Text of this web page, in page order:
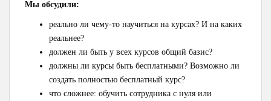
Мы обсудили:
реально ли чему-то научиться на курсах? И на каких
реальнее?
должен ли быть у всех курсов общий базис?
должны ли курсы быть бесплатными? Возможно ли
создать полностью бесплатный курс?
что сложнее: обучить сотрудника с нуля или